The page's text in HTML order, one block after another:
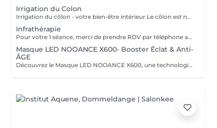
Irrigation du Colon
Irrigation du côlon - votre bien-être intérieur Le côlon est notre deuxième cerveau : pour une véritable harmonie, il est essentiel de prendre soin à la fois de son mental et de sa digestion. Une séance se déroule en deux temps : - Un échange personnalisé sur votre hygiène de vie, afin de vous donner des conseils alimentaires adaptés.( + ou - 30 minutes) - La séance d'irrigation ( + ou - 45 minutes), réalisée en douceur avec un appareil spécialisé, pour purifier et régénérer votre système digestif. Bienfaits : * Soulage ballonnements et lourdeurs * Améliore le transit * Élimine gaz et fermentations * Favorise une flore intestinale équilibrée * Apporte légèreté, vitalité et détente L'extérieur reflète l'intérieur : une peau lumineuse et un bien-être visible commencent par un côlon équilibré. Pour plus d'informations, consultez notre site : https://www.oxyzen.lu/massages/irrigation-du-colon.html
Infrathérapie
Pour votre 1 séance, merci de prendre RDV par téléphone afin que nous puissions définir ensemble le programme le plus adapté à vos attentes : +352 661 271 063 Infrathérapie Vital Dome une chaleur douce et profonde Souvent comparée au sauna, l'infrathérapie est différente : elle utilise les infrarouges longs (sans lumière, chaleur progressive). Résultat : une élimination jusqu'à 20 fois plus de toxines et metaux lourds qu'un sauna classique, tout en apportant confort et détente. Bienfaits : * Détox : élimine toxines et métaux lourds, relance le drainage, oxygène les tissus. * Beauté : raffermit, régénère la peau, atténue rides et cellulite. * Relaxation : réduit stress, tensions nerveuses et améliore le sommeil. * Sport : récupération, oxygénation musculaire, réduit courbatures et raideurs. * Santé : stimule l'immunité, apaise douleurs articulaires et rhumatismes. * Saisons : en hiver, réchauffe durablement et prévient les maux ; en été, soulage jambes lourdes et rétention d'eau. Avec ses 38 programmes personnalisés, l'infrathérapie s'adapte à vos besoins Cure conseillée : 1 à 2 séances par semaine pendant 5 semaines, puis 1 toutes les 1 à 2 semaines. Tarifs : séance 45 min 49€ | séance 60 min 59€ | forfaits disponibles : Séances de 45 min 5 séances : 200€ 10 séances : 350€ 20 séances : 600€ Séances de 60 min. 1 séance de 1h : 59€ 5 séances : 240€ 10 séances : 475€ 20 séances : 850€ Pour plus d'informations, consultez notre site : https://www.oxyzen.lu/massages/infratherapie.html
Masque LED NOOANCE X600- Booster Éclat & Anti-
ÂGE
Découvrez le Masque LED NOOANCE X600, une technologie de luminothérapie conçue pour améliorer l'éclat de la peau, stimuler le collagène et aider à réduire les signes de fatigue et de l'âge en seulement 10 minutes. Séance découverte : 15€ au lieu de 20€ Si vous testez le masque puis décidez de l'acheter chez OXYZEN MAMER : 10% de remise sur le masque NOOANCE X600 : 629,10€ au lieu de 699€ Séance découverte remboursée : -20€ 2 séances d'Infrathérapie offertes d'une valeur de 98€ Soit un avantage total de 187,90€ offert chez OXYZEN MAMER. L'association du Masque NOOANCE X600 et de l'Infrathérapie permet d'optimiser les résultats grâce à une meilleure stimulation et récupération cellulaire.